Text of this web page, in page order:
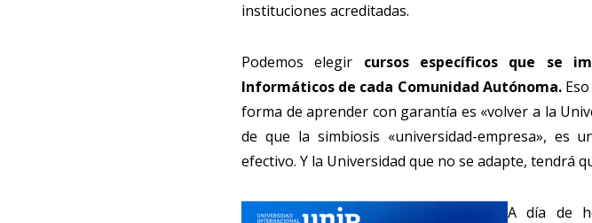
instituciones acreditadas.
Podemos elegir cursos específicos que se
Informáticos de cada Comunidad Autónoma.Eso
forma de aprender con garantía es «volver a la
de que la simbiosis «universidad-empresa», es
efectivo. Y la Universidad que no se adapte, tendrá
A día de